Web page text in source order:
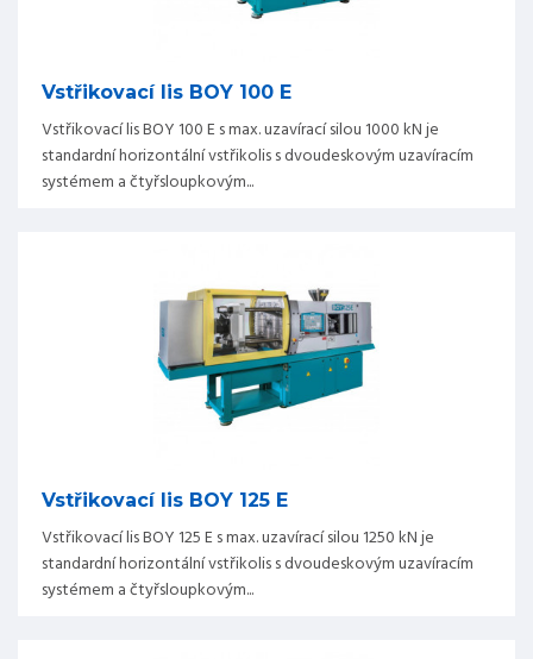
Vstřikovací lis BOY 100 E
Vstřikovací lis BOY 100 E s max. uzavírací silou 1000 kN je
standardní horizontální vstřikolis s dvoudeskovým uzavíracím
systémem a čtyřsloupkovým...
Vstřikovací lis BOY 125 E
Vstřikovací lis BOY 125 E s max. uzavírací silou 1250 kN je
standardní horizontální vstřikolis s dvoudeskovým uzavíracím
systémem a čtyřsloupkovým...